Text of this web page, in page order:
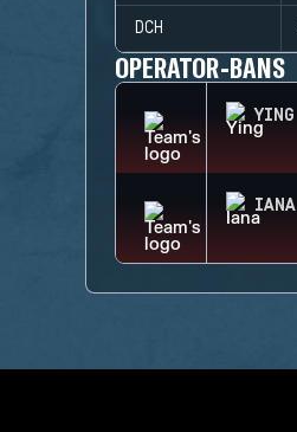
DCH
OPERATOR-BANS
YING
IANA